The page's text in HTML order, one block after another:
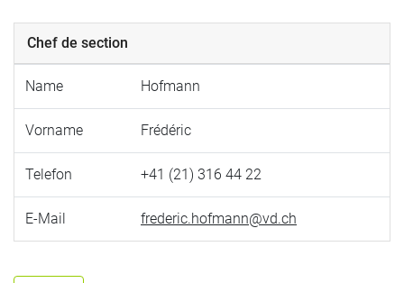
Chef de section
Name Hofmann
Vorname Frédéric
Telefon +41 (21) 316 44 22
E-Mail frederic.hofmann@vd.ch